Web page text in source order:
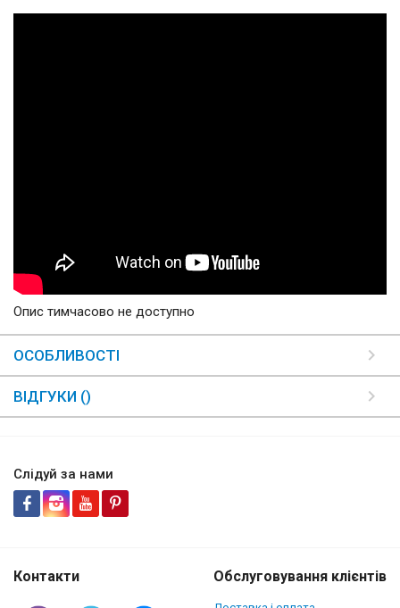
Опис тимчасово не доступно
ОСОБЛИВОСТІ
ВІДГУКИ ()
Слідуй за нами
Контакти Обслуговування клієнтів